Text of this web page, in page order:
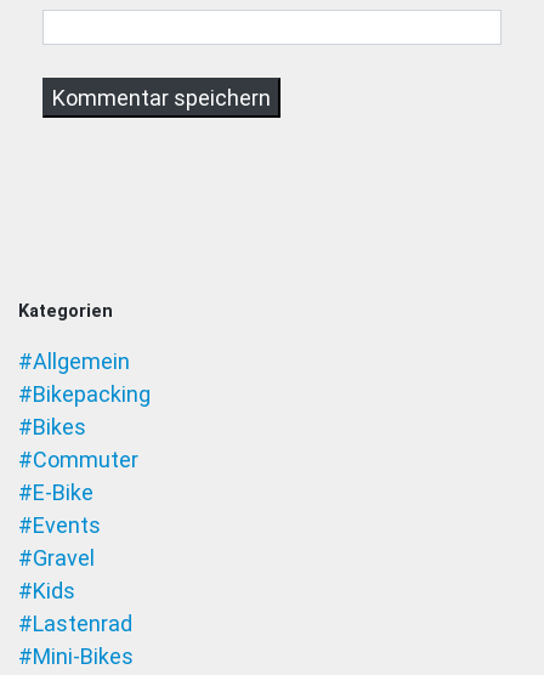
Kategorien
#Allgemein
#Bikepacking
#Bikes
#Commuter
#E-Bike
#Events
#Gravel
#Kids
#Lastenrad
#Mini-Bikes